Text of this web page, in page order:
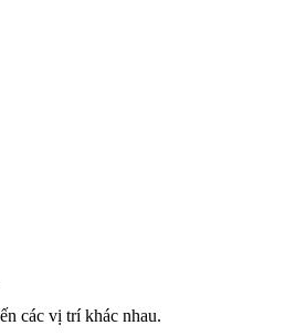
các vị trí khác nhau.